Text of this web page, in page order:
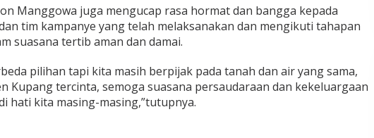
Manggowa juga mengucap rasa hormat dan bangga kepada
tim kampanye yang telah melaksanakan dan mengikuti tahapan
suasana tertib aman dan damai.
pilihan tapi kita masih berpijak pada tanah dan air yang sama,
Kupang tercinta, semoga suasana persaudaraan dan kekeluargaan
hati kita masing-masing,”tutupnya.